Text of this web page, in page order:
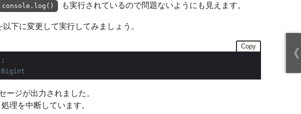
console.log() も実行されているので問題ないようにも見えます。
下に変更して実行してみましょう。
Copy
ージが出力されました。
理を中断しています。
《